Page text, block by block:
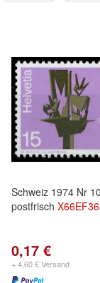
Schweiz 1974 Nr
postfrisch X66EF36
0,17 €
+ 4,60 € Versand